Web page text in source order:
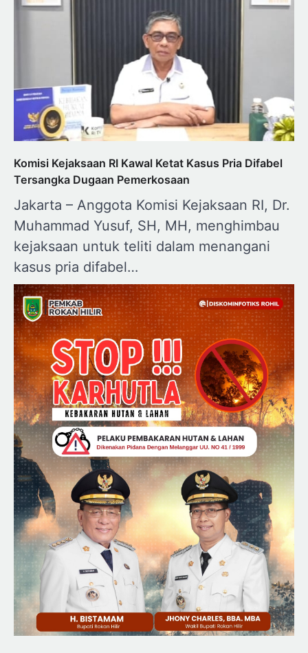
Komisi Kejaksaan RI Kawal Ketat Kasus Pria Difabel
Tersangka Dugaan Pemerkosaan
Jakarta – Anggota Komisi Kejaksaan RI, Dr.
Muhammad Yusuf, SH, MH, menghimbau
kejaksaan untuk teliti dalam menangani
kasus pria difabel…